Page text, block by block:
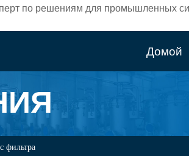
по решениям для промышленных
Домой
фильтра